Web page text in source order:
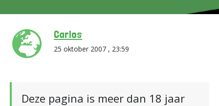
Carlos
25 oktober 2007 , 23:59
Deze pagina is meer dan 18 jaar